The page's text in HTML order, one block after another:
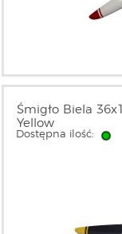
Śmigło Biela
Yellow
Dostępna ilość: